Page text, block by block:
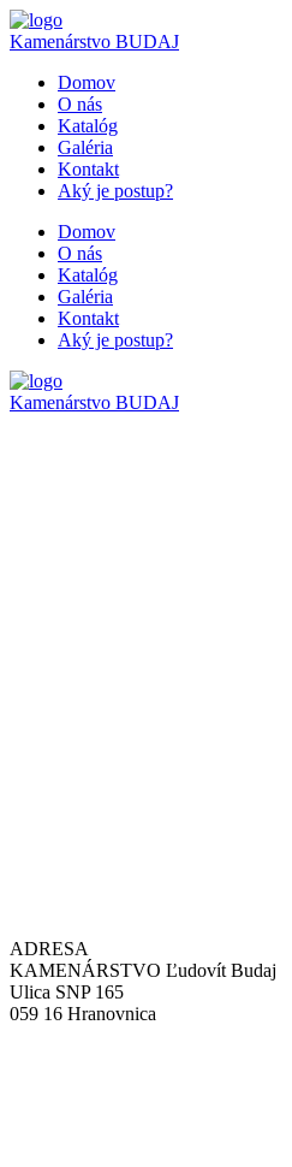
Kamenárstvo BUDAJ
Domov
O nás
Katalóg
Galéria
Kontakt
Aký je postup?
Domov
O nás
Katalóg
Galéria
Kontakt
Aký je postup?
Kamenárstvo BUDAJ
ADRESA
KAMENÁRSTVO Ľudovít Budaj
Ulica SNP 165
059 16 Hranovnica